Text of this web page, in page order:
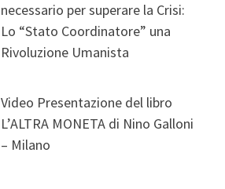
necessario per superare la Crisi:
Lo “Stato Coordinatore” una
Rivoluzione Umanista
Video Presentazione del libro
L’ALTRA MONETA di Nino Galloni
– Milano